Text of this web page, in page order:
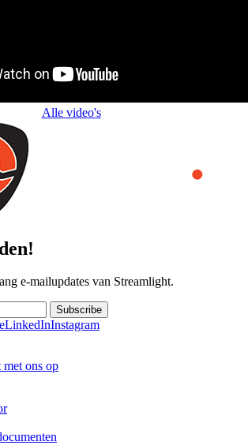
Alle video's
e-mailupdates van Streamlight.
Subscribe
LinkedInInstagram
met ons op